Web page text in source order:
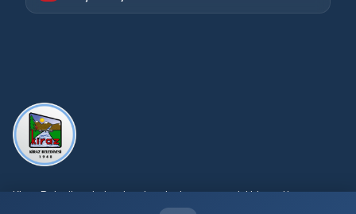
Kiraz Belediyesi olarak vatandaşlarımıza en iyi hizmeti